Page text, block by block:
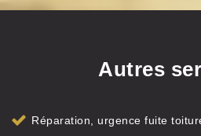
Autres
Réparation, urgence fuite